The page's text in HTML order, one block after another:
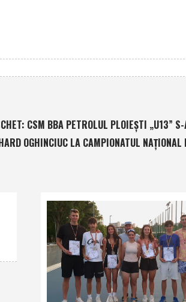
CSM BBA PETROLUL PLOIEŞTI „U13”
OGHINCIUC LA CAMPIONATUL NAŢIONAL